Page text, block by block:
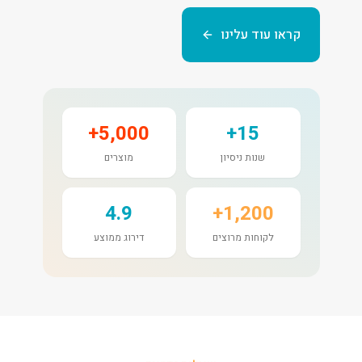
קראו עוד עלינו
15+
שנות ניסיון
5,000+
מוצרים
1,200+
לקוחות מרוצים
4.9
דירוג ממוצע